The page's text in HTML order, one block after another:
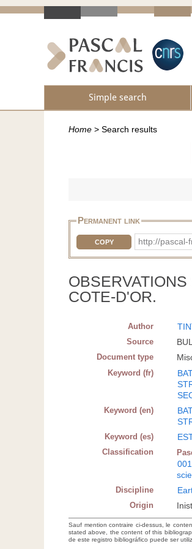
Simple search
Home > Search results
Permanent link
COPY http://pascal-
COTE-D'OR.
Author
Source
Document type
Keyword (fr)
Keyword (en)
Keyword (es)
Classification
001
Discipline
Origin
Sauf mention contraire ci-dessus, le
stated above, the content of this
de este registro bibliográfico puede ser